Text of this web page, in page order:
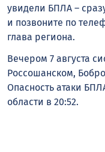
увидели БПЛА –
и позвоните по
глава региона.
Вечером 7 августа
Россошанском,
Опасность атаки
области в 20:52.